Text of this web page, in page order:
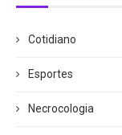
Cotidiano
Esportes
Necrocologia